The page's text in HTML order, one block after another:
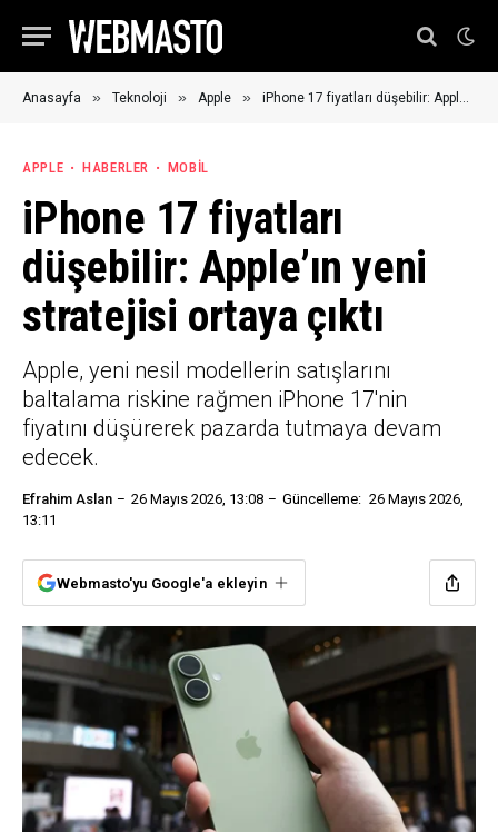
Anasayfa » Teknoloji » Apple » iPhone 17 fiyatları düşebilir: Apple’ın yeni stratejisi ortaya çıktı
APPLE HABERLER MOBIL
iPhone 17 fiyatları
düşebilir: Apple’ın yeni
stratejisi ortaya çıktı
Apple, yeni nesil modellerin satışlarını
baltalama riskine rağmen iPhone 17'nin
fiyatını düşürerek pazarda tutmaya devam
edecek.
Efrahim Aslan 26 Mayıs 2026, 13:08 Güncelleme: 26 Mayıs 2026,
13:11
Webmasto'yu Google'a ekleyin